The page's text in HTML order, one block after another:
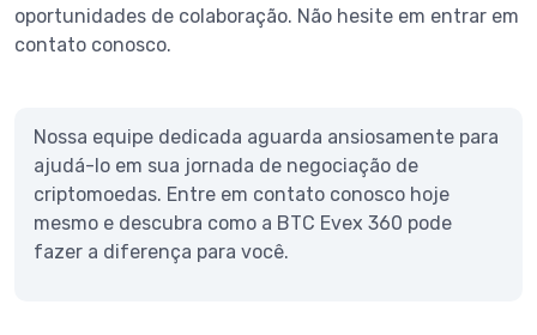
oportunidades de colaboração. Não hesite em entrar em
contato conosco.
Nossa equipe dedicada aguarda ansiosamente para
ajudá-lo em sua jornada de negociação de
criptomoedas. Entre em contato conosco hoje
mesmo e descubra como a BTC Evex 360 pode
fazer a diferença para você.